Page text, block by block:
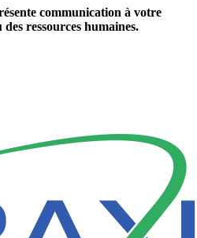
communication à votre
ressources humaines.